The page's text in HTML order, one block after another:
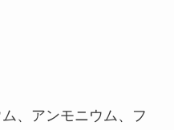
、アンモニウム、フ